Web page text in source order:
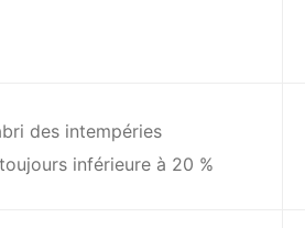
des intempéries
inférieure à 20 %